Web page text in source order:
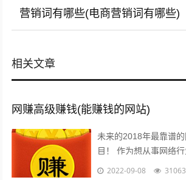
营销词有哪些(电商营销词有哪些)
相关文章
网赚高级赚钱(能赚钱的网站)
未来的2018年最靠谱
目！ 作为想从事网络
说，那些打字、注册发
2022-09-08 31063